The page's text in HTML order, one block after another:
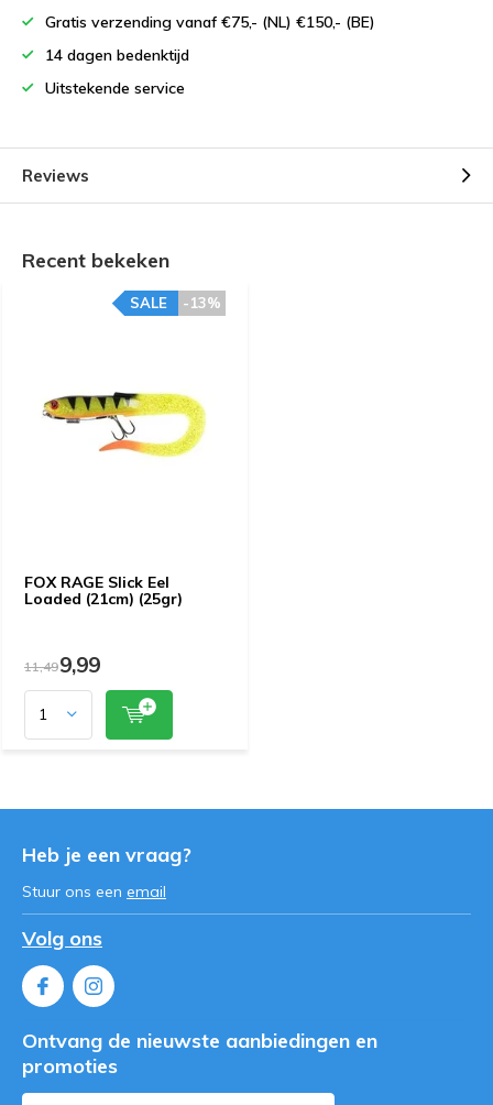
Gratis verzending vanaf €75,- (NL) €150,- (BE)
14 dagen bedenktijd
Uitstekende service
Reviews
Recent bekeken
FOX RAGE Slick Eel
Loaded (21cm) (25gr)
-13%
SALE
11,499,99
Heb je een vraag?
Stuur ons een email
Volg ons
Ontvang de nieuwste aanbiedingen en
promoties